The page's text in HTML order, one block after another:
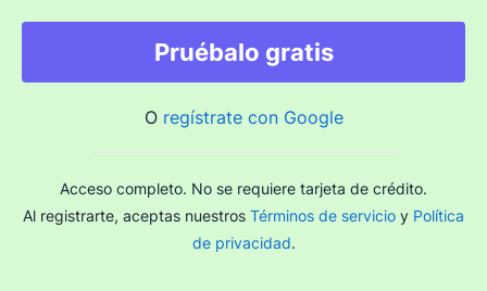
Pruébalo gratis
O regístrate con Google
Acceso completo. No se requiere tarjeta de crédito.
Al registrarte, aceptas nuestros Términos de servicio y Política
de privacidad.